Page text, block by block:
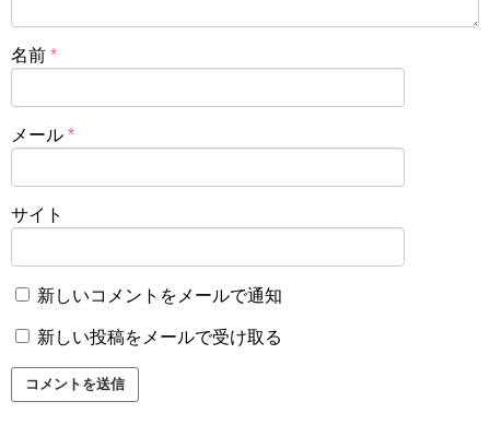
名前 *
メール *
サイト
新しいコメントをメールで通知
新しい投稿をメールで受け取る